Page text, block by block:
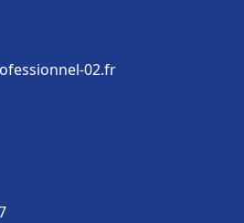
02.fr